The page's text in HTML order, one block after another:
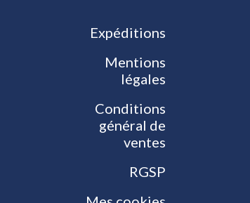
Expéditions
Mentions
légales
Conditions
général de
ventes
RGSP